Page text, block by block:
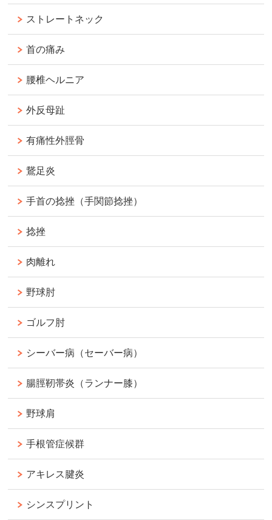
ストレートネック
首の痛み
腰椎ヘルニア
外反母趾
有痛性外脛骨
鵞足炎
手首の捻挫（手関節捻挫）
捻挫
肉離れ
野球肘
ゴルフ肘
シーバー病（セーバー病）
腸脛靭帯炎（ランナー膝）
野球肩
手根管症候群
アキレス腱炎
シンスプリント